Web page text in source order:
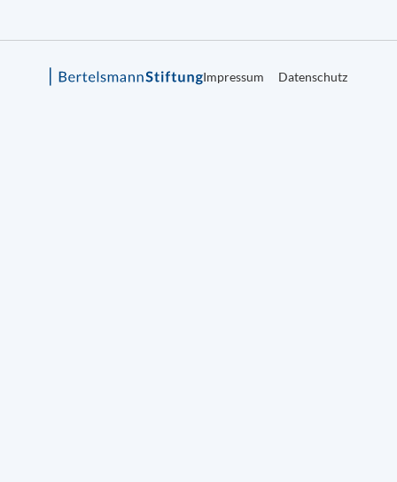
Impressum Datenschutz